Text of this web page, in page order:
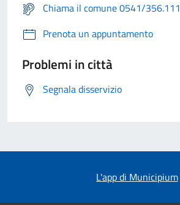
Chiama il comune 0541/356.111
Prenota un appuntamento
Problemi in città
Segnala disservizio
L'app di Municipium